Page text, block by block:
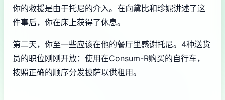
你的救援是由于托尼的介入。在向黛比和珍妮讲述了这
件事后，你在床上获得了休息。
第二天，你至一些应该在他的餐厅里感谢托尼。4种送货
员的职位刚刚开放：使用在Consum-R购买的自行车，
按照正确的顺序分发披萨以供租用。